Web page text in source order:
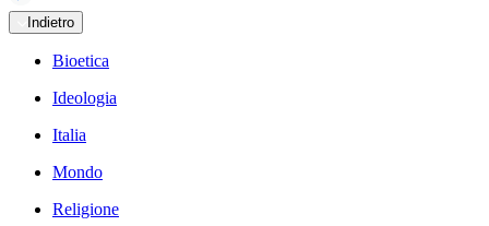
Indietro
Bioetica
Ideologia
Italia
Mondo
Religione